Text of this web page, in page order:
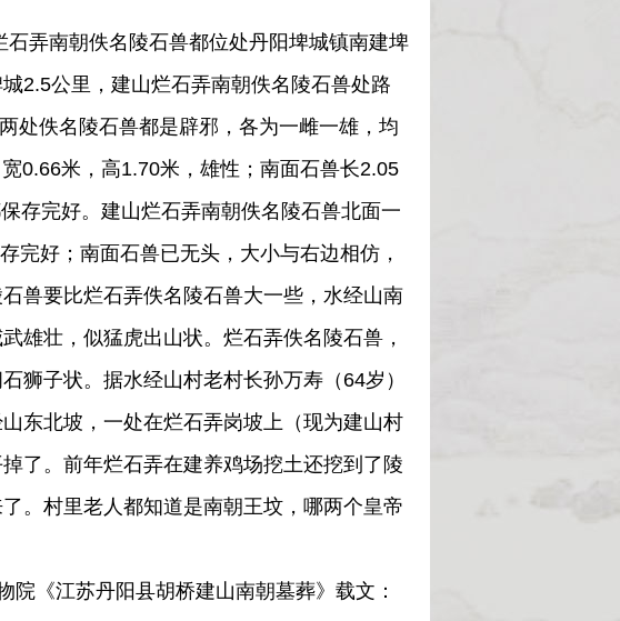
弄南朝佚名陵石兽都位处丹阳埤城镇南建埤
2.5公里，建山烂石弄南朝佚名陵石兽处路
处佚名陵石兽都是辟邪，各为一雌一雄，均
0.66米，高1.70米，雄性；南面石兽长2.05
存完好。建山烂石弄南朝佚名陵石兽北面一
完好；南面石兽已无头，大小与右边相仿，
兽要比烂石弄佚名陵石兽大一些，水经山南
雄壮，似猛虎出山状。烂石弄佚名陵石兽，
狮子状。据水经山村老村长孙万寿（64岁）
东北坡，一处在烂石弄岗坡上（现为建山村
了。前年烂石弄在建养鸡场挖土还挖到了陵
。村里老人都知道是南朝王坟，哪两个皇帝
《江苏丹阳县胡桥建山南朝墓葬》载文：